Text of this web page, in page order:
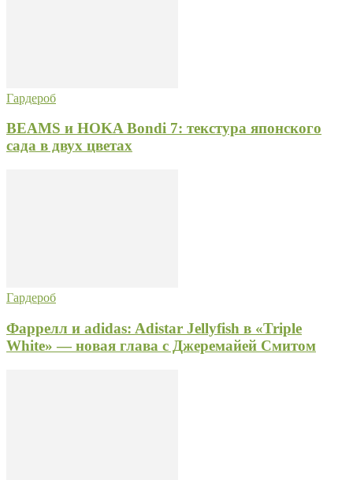
Гардероб
BEAMS и HOKA Bondi 7: текстура японского
сада в двух цветах
Гардероб
Фаррелл и adidas: Adistar Jellyfish в «Triple
White» — новая глава с Джеремайей Смитом